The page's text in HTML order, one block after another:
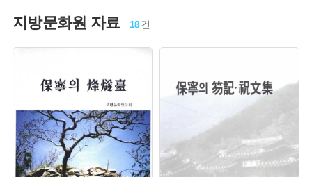
지방문화원 자료 18건
주제 :
발행 :
생산 :
유형 :